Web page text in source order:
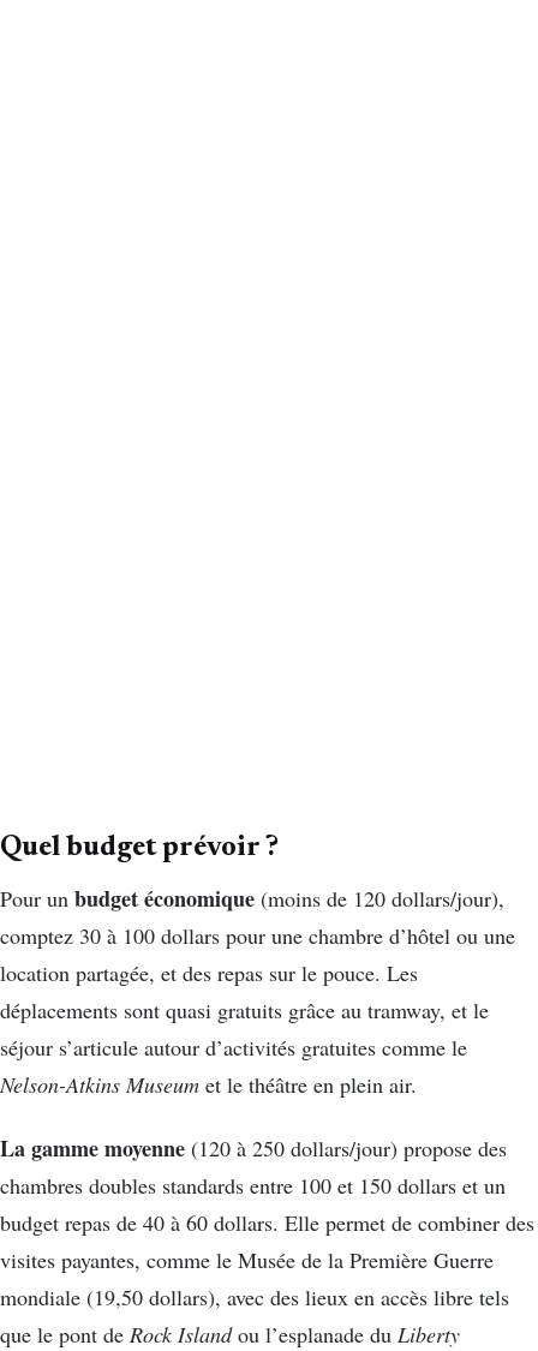
Quel budget prévoir ?
Pour un budget économique (moins de 120 dollars/jour),
comptez 30 à 100 dollars pour une chambre d’hôtel ou une
location partagée, et des repas sur le pouce. Les
déplacements sont quasi gratuits grâce au tramway, et le
séjour s’articule autour d’activités gratuites comme le
Nelson-Atkins Museum et le théâtre en plein air.
La gamme moyenne (120 à 250 dollars/jour) propose des
chambres doubles standards entre 100 et 150 dollars et un
budget repas de 40 à 60 dollars. Elle permet de combiner des
visites payantes, comme le Musée de la Première Guerre
mondiale (19,50 dollars), avec des lieux en accès libre tels
que le pont de Rock Islandou l’esplanade du Liberty